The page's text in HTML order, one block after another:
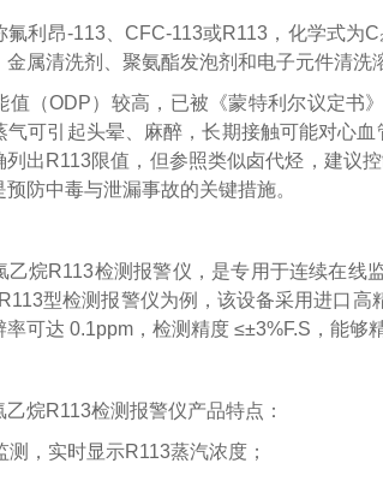
利昂-113、CFC-113或R113，化学式为
属清洗剂、聚氨酯发泡剂和电子元件清洗
值（ODP）较高，已被《蒙特利尔议定书
气可引起头晕、麻醉，长期接触可能对心
出R113限值，但参照类似卤代烃，建议
防中毒与泄漏事故的关键措施。
乙烷R113检测报警仪，是专用于连续在
型检测报警仪为例，该设备采用进口
可达 0.1ppm，检测精度 ≤±3%F.S，能够
烷R113检测报警仪产品特点：
，实时显示R113蒸汽浓度；